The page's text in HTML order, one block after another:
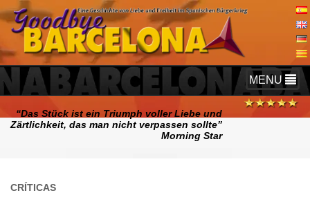
TOGGLE
MENU
“Das Stück ist ein Triumph voller Liebe und
Zärtlichkeit, das man nicht verpassen sollte”
Morning Star
CRÍTICAS